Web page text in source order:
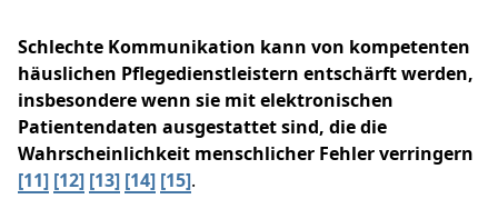
Schlechte Kommunikation kann von kompetenten
häuslichen Pflegedienstleistern entschärft werden,
insbesondere wenn sie mit elektronischen
Patientendaten ausgestattet sind, die die
Wahrscheinlichkeit menschlicher Fehler verringern
[11] [12] [13] [14] [15].